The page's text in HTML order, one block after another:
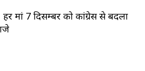
मां 7 दिसम्बर को कांग्रेस से बदला